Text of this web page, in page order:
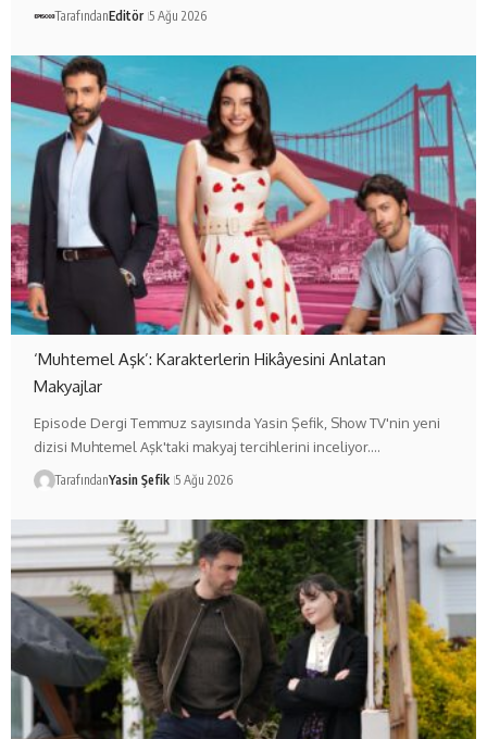
TarafındanEditör 5 Ağu 2026
‘Muhtemel Aşk’: Karakterlerin Hikâyesini Anlatan
Makyajlar
Episode Dergi Temmuz sayısında Yasin Şefik, Show TV'nin yeni
dizisi Muhtemel Aşk'taki makyaj tercihlerini inceliyor.…
TarafındanYasin Şefik 5 Ağu 2026